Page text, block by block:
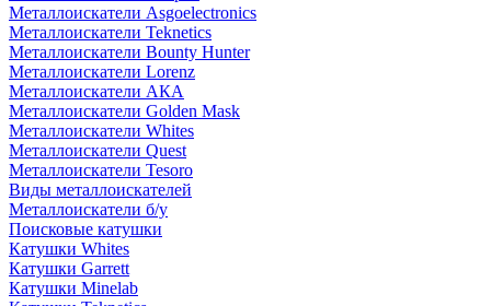
Металлоискатели Asgoelectronics
Металлоискатели Teknetics
Металлоискатели Bounty Hunter
Металлоискатели Lorenz
Металлоискатели АКА
Металлоискатели Golden Mask
Металлоискатели Whites
Металлоискатели Quest
Металлоискатели Tesoro
Виды металлоискателей
Металлоискатели б/у
Поисковые катушки
Катушки Whites
Катушки Garrett
Катушки Minelab